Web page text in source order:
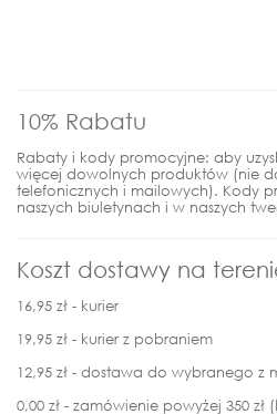
10% Rabatu
Rabaty i kody promocyjne: aby
więcej dowolnych produktów (nie
telefonicznych i mailowych). Kody
naszych biuletynach i w naszych
Koszt dostawy na
16,95 zł - kurier
19,95 zł - kurier z pobraniem
12,95 zł - dostawa do wybranego z
0,00 zł - zamówienie powyżej 350 zł